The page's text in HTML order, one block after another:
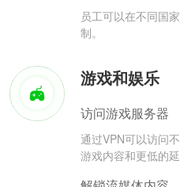
员工可以在不同国
制。
游戏和娱乐
访问游戏服务器
通过VPN可以访问
游戏内容和更低的延